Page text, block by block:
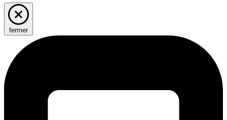
fermer